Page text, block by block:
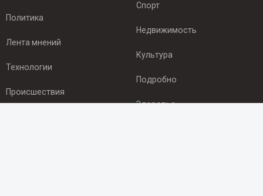
Политика
Лента мнений
Технологии
Происшествия
Спорт
Недвижимость
Культура
Подробно
Здоровье